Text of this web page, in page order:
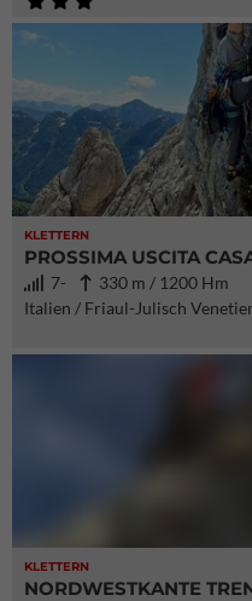
KLETTERN
PROSSIMA USCITA
7-
330 m / 1200 Hm
Italien / Friaul-Julisch
KLETTERN
NORDWESTKANTE